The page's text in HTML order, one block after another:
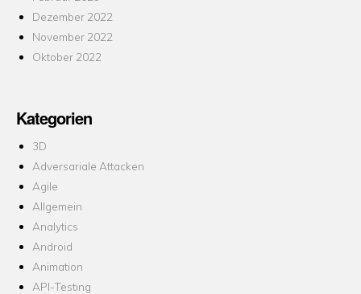
Dezember 2022
November 2022
Oktober 2022
Kategorien
3D
Adversariale Attacken
Agile
Allgemein
Analytics
Android
Animation
API-Testing